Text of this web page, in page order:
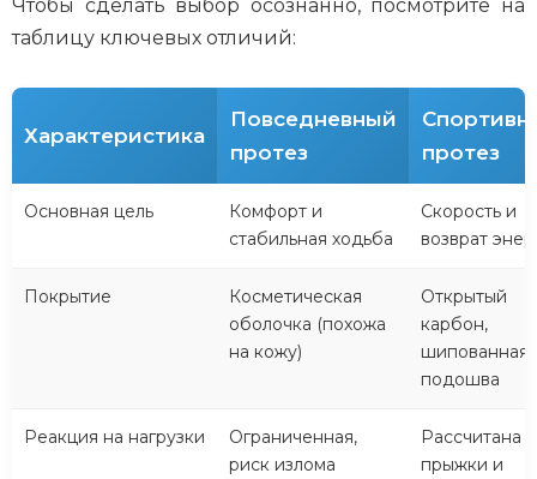
Чтобы сделать выбор осознанно, посмотрите на
таблицу ключевых отличий:
Характеристика
Повседневный
протез
протез
Основная цель
Комфорт и
стабильная ходьба
Скорость и
возврат
Покрытие
Косметическая
оболочка (похожа
на кожу)
Открытый
карбон,
шипованная
подошва
Реакция на нагрузки
Ограниченная,
риск излома
Рассчитана
прыжки и